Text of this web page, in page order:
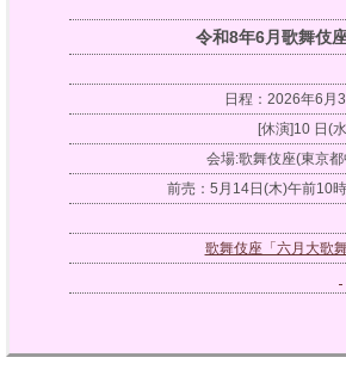
令和8年6月歌舞伎
日程：2026年6月
[休演]10 日(
会場:歌舞伎座(東京
前売：5月14日(木)午前10
歌舞伎座「六月大歌